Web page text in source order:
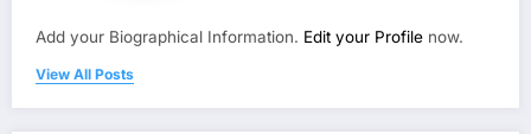
Add your Biographical Information. Edit your Profile now.
View All Posts